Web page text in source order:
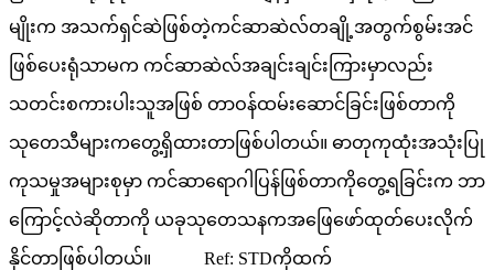
မျိုးက အသက်ရှင်ဆဲဖြစ်တဲ့ကင်ဆာဆဲလ်တချို့အတွက်စွမ်းအင်
ဖြစ်ပေးရုံသာမက ကင်ဆာဆဲလ်အချင်းချင်းကြားမှာလည်း
သတင်းစကားပါးသူအဖြစ် တာဝန်ထမ်းဆောင်ခြင်းဖြစ်တာကို
သုတေသီများကတွေ့ရှိထားတာဖြစ်ပါတယ်။ ဓာတုကုထုံးအသုံးပြု
ကုသမှုအများစုမှာ ကင်ဆာရောဂါပြန်ဖြစ်တာကိုတွေ့ရခြင်းက ဘာ
ကြောင့်လဲဆိုတာကို ယခုသုတေသနကအဖြေဖော်ထုတ်ပေးလိုက်
နိုင်တာဖြစ်ပါတယ်။ Ref: STDကိုထက်